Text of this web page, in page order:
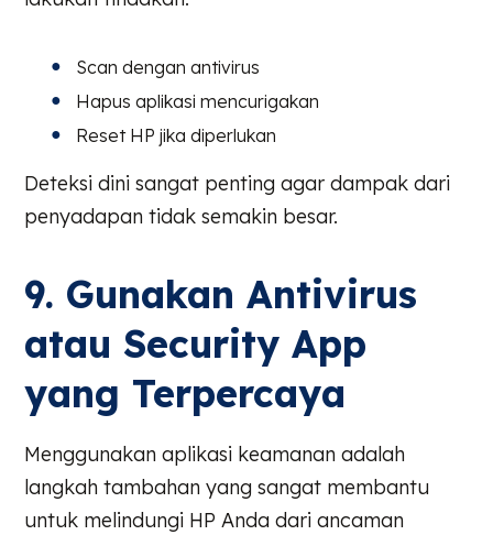
Scan dengan antivirus
Hapus aplikasi mencurigakan
Reset HP jika diperlukan
Deteksi dini sangat penting agar dampak dari
penyadapan tidak semakin besar.
9. Gunakan Antivirus
atau Security App
yang Terpercaya
Menggunakan aplikasi keamanan adalah
langkah tambahan yang sangat membantu
untuk melindungi HP Anda dari ancaman